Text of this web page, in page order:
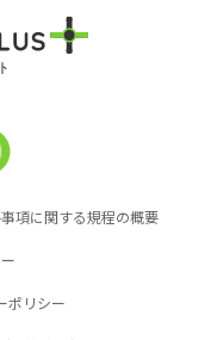
項に関する規程の概要
ポリシー